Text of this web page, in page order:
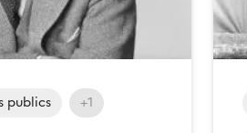
publics +1